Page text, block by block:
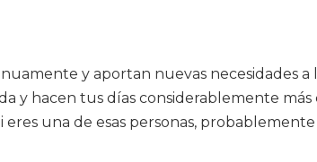
y aportan nuevas necesidades a
hacen tus días considerablemente
una de esas personas,